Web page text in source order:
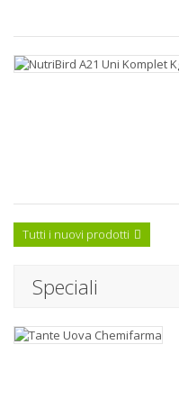
Tutti i nuovi prodotti
Speciali